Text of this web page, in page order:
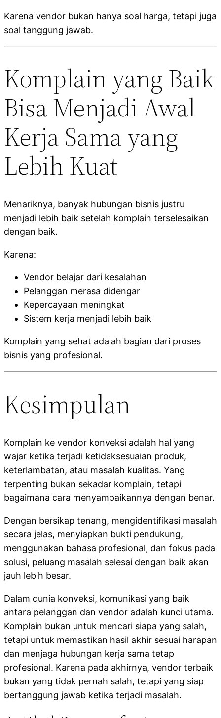
Karena vendor bukan hanya soal harga, tetapi juga
soal tanggung jawab.
Komplain yang Baik
Bisa Menjadi Awal
Kerja Sama yang
Lebih Kuat
Menariknya, banyak hubungan bisnis justru
menjadi lebih baik setelah komplain terselesaikan
dengan baik.
Karena:
Vendor belajar dari kesalahan
Pelanggan merasa didengar
Kepercayaan meningkat
Sistem kerja menjadi lebih baik
Komplain yang sehat adalah bagian dari proses
bisnis yang profesional.
Kesimpulan
Komplain ke vendor konveksi adalah hal yang
wajar ketika terjadi ketidaksesuaian produk,
keterlambatan, atau masalah kualitas. Yang
terpenting bukan sekadar komplain, tetapi
bagaimana cara menyampaikannya dengan benar.
Dengan bersikap tenang, mengidentifikasi masalah
secara jelas, menyiapkan bukti pendukung,
menggunakan bahasa profesional, dan fokus pada
solusi, peluang masalah selesai dengan baik akan
jauh lebih besar.
Dalam dunia konveksi, komunikasi yang baik
antara pelanggan dan vendor adalah kunci utama.
Komplain bukan untuk mencari siapa yang salah,
tetapi untuk memastikan hasil akhir sesuai harapan
dan menjaga hubungan kerja sama tetap
profesional. Karena pada akhirnya, vendor terbaik
bukan yang tidak pernah salah, tetapi yang siap
bertanggung jawab ketika terjadi masalah.